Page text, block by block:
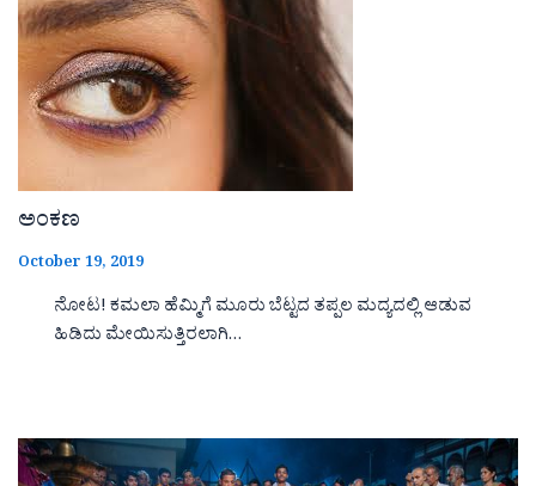
ಅಂಕಣ
October 19, 2019
ನೋಟ! ಕಮಲಾ ಹೆಮ್ಮಿಗೆ ಮೂರು ಬೆಟ್ಟದ ತಪ್ಪಲ ಮದ್ಯದಲ್ಲಿ ಆಡುವ
ಹಿಡಿದು ಮೇಯಿಸುತ್ತಿರಲಾಗಿ…